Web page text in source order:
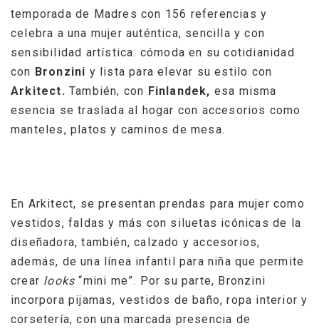
temporada de Madres con 156 referencias y
celebra a una mujer auténtica, sencilla y con
sensibilidad artística: cómoda en su cotidianidad
con Bronzini y lista para elevar su estilo con
Arkitect. También, con Finlandek, esa misma
esencia se traslada al hogar con accesorios como
manteles, platos y caminos de mesa.
En Arkitect, se presentan prendas para mujer como
vestidos, faldas y más con siluetas icónicas de la
diseñadora, también, calzado y accesorios,
además, de una línea infantil para niña que permite
crear looks “mini me”. Por su parte, Bronzini
incorpora pijamas, vestidos de baño, ropa interior y
corsetería, con una marcada presencia de